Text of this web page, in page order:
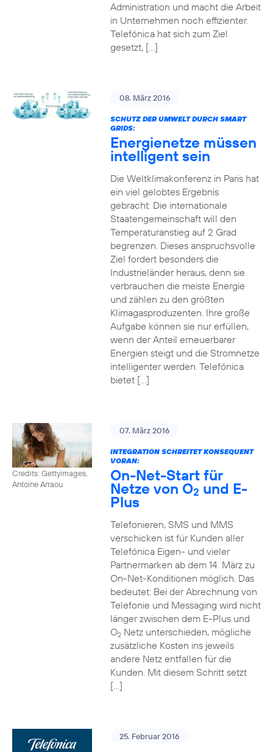
Administration und macht die Arbeit
in Unternehmen noch effizienter.
Telefónica hat sich zum Ziel
gesetzt, […]
08. März 2016
SCHUTZ DER UMWELT DURCH SMART
GRIDS:
Energienetze müssen
intelligent sein
Die Weltklimakonferenz in Paris hat
ein viel gelobtes Ergebnis
gebracht: Die internationale
Staatengemeinschaft will den
Temperaturanstieg auf 2 Grad
begrenzen. Dieses anspruchsvolle
Ziel fordert besonders die
Industrieländer heraus, denn sie
verbrauchen die meiste Energie
und zählen zu den größten
Klimagasproduzenten. Ihre große
Aufgabe können sie nur erfüllen,
wenn der Anteil erneuerbarer
Energien steigt und die Stromnetze
intelligenter werden. Telefónica
bietet […]
Credits: Gettyimages,
Antoine Arraou
07. März 2016
INTEGRATION SCHREITET KONSEQUENT
VORAN:
On-Net-Start für
Netze von O2 und E-
Plus
Telefonieren, SMS und MMS
verschicken ist für Kunden aller
Telefónica Eigen- und vieler
Partnermarken ab dem 14. März zu
On-Net-Konditionen möglich. Das
bedeutet: Bei der Abrechnung von
Telefonie und Messaging wird nicht
länger zwischen dem E-Plus und
O2Netz unterschieden, mögliche
zusätzliche Kosten ins jeweils
andere Netz entfallen für die
Kunden. Mit diesem Schritt setzt
[…]
25. Februar 2016